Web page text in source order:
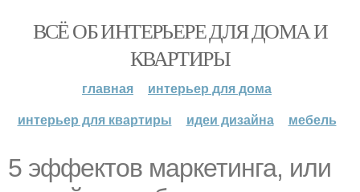
ВСЁ ОБ ИНТЕРЬЕРЕ ДЛЯ ДОМА И
КВАРТИРЫ
главная
интерьер для дома
интерьер для квартиры
идеи дизайна мебель
5 эффектов маркетинга, или